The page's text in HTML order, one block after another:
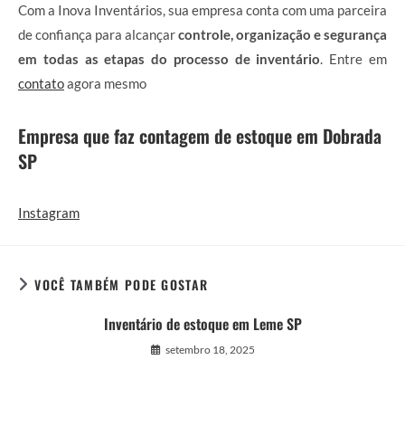
Com a Inova Inventários, sua empresa conta com uma parceira
de confiança para alcançarcontrole, organização e segurança
em todas as etapas do processo de inventário . Entre em
contatoagora mesmo
Empresa que faz contagem de estoque em Dobrada
SP
Instagram
VOCÊ TAMBÉM PODE GOSTAR
Inventário de estoque em Leme SP
setembro 18, 2025